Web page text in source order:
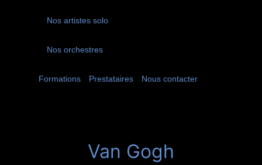
Nos artistes solo
Nos orchestres
Formations Prestataires Nous contacter
Van Gogh